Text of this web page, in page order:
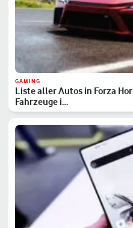
GAMING
Liste aller Autos in Forza
Fahrzeuge i…